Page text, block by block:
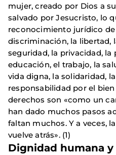
mujer, creado por Dios a
salvado por Jesucristo, lo
reconocimiento jurídico de
discriminación, la libertad,
seguridad, la privacidad,
educación, el trabajo, la
vida digna, la solidaridad,
responsabilidad por el
derechos son «como un
han dado muchos pasos
faltan muchos. Y a veces,
vuelve atrás». (1)
Dignidad humana